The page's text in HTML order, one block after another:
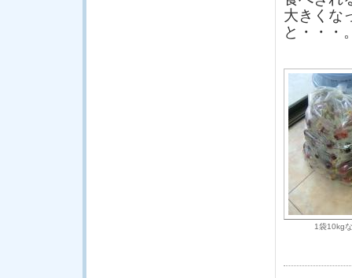
大きくな
と・・・
1袋10kg